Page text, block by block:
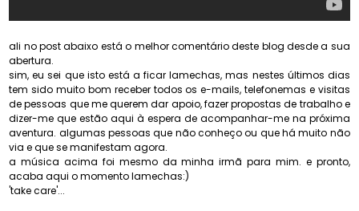
ali no post abaixo está o melhor comentário deste blog desde a sua
abertura.
sim, eu sei que isto está a ficar lamechas, mas nestes últimos dias
tem sido muito bom receber todos os e-mails, telefonemas e visitas
de pessoas que me querem dar apoio, fazer propostas de trabalho e
dizer-me que estão aqui à espera de acompanhar-me na próxima
aventura. algumas pessoas que não conheço ou que há muito não
via e que se manifestam agora.
a música acima foi mesmo da minha irmã para mim. e pronto,
acaba aqui o momento lamechas:)
'take care'...